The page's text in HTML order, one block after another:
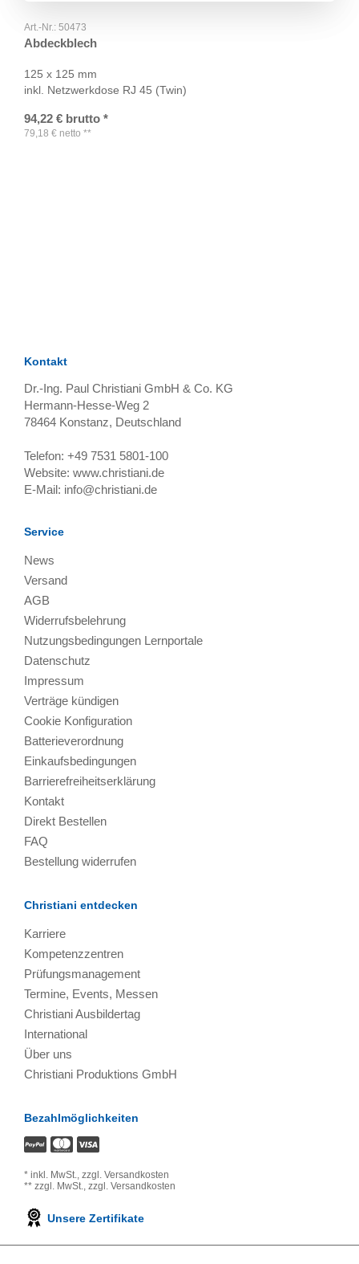
Art.-Nr.: 50473
Abdeckblech
125 x 125 mm
inkl. Netzwerkdose RJ 45 (Twin)
94,22 € brutto *
79,18 € netto **
Kontakt
Dr.-Ing. Paul Christiani GmbH & Co. KG
Hermann-Hesse-Weg 2
78464 Konstanz, Deutschland
Telefon: +49 7531 5801-100
Website: www.christiani.de
E-Mail: info@christiani.de
Service
News
Versand
AGB
Widerrufsbelehrung
Nutzungsbedingungen Lernportale
Datenschutz
Impressum
Verträge kündigen
Cookie Konfiguration
Batterieverordnung
Einkaufsbedingungen
Barrierefreiheitserklärung
Kontakt
Direkt Bestellen
FAQ
Bestellung widerrufen
Christiani entdecken
Karriere
Kompetenzzentren
Prüfungsmanagement
Termine, Events, Messen
Christiani Ausbildertag
International
Über uns
Christiani Produktions GmbH
Bezahlmöglichkeiten
* inkl. MwSt., zzgl. Versandkosten
** zzgl. MwSt., zzgl. Versandkosten
Unsere Zertifikate